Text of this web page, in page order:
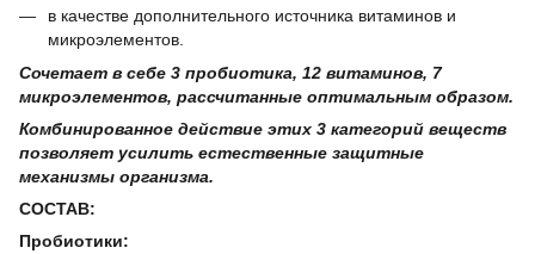
в качестве дополнительного источника витаминов и
микроэлементов.
Сочетает в себе 3 пробиотика, 12 витаминов, 7
микроэлементов, рассчитанные оптимальным образом.
Комбинированное действие этих 3 категорий веществ
позволяет усилить естественные защитные
механизмы организма.
СОСТАВ:
Пробиотики: